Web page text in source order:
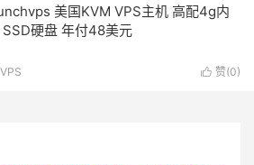
美国KVM VPS主机 高配4g内
SSD硬盘 年付48美元
 赞(0)
VPS